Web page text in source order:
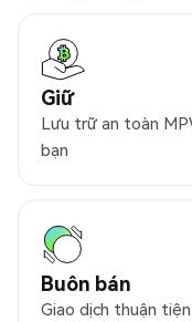
Giữ
Lưu trữ an toàn
bạn
Buôn bán
Giao dịch thuận